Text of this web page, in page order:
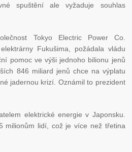
spuštění ale vyžaduje souhlas
Tokyo Electric Power Co.
Fukušima, požádala vládu
pomoc ve výši jednoho bilionu jenů
846 miliard jenů chce na výplatu
jadernou krizí. Oznámil to prezident
elektrické energie v Japonsku.
milionům lidí, což je více než třetina